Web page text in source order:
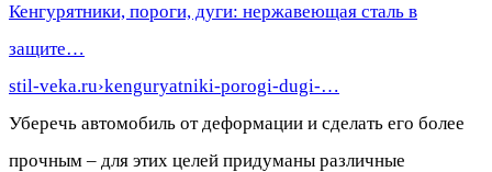
Кенгурятники, пороги, дуги: нержавеющая сталь в
защите…
stil-veka.ru›kenguryatniki-porogi-dugi-…
Уберечь автомобиль от деформации и сделать его более
прочным – для этих целей придуманы различные